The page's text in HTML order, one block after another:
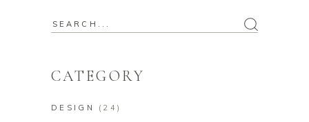
Search
CATEGORY
DESIGN (24)